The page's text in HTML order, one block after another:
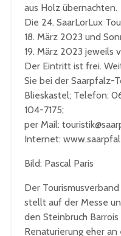
aus Holz übernachten.
Die 24. SaarLorLux
18. März 2023 und
19. März 2023 jeweils
Der Eintritt ist frei.
Sie bei der Saarpfalz-
Blieskastel; Telefon:
104-7175;
per Mail:
Internet:
Bild: Pascal Paris
Der
stellt auf der Messe
den Steinbruch
Renaturierung eher an